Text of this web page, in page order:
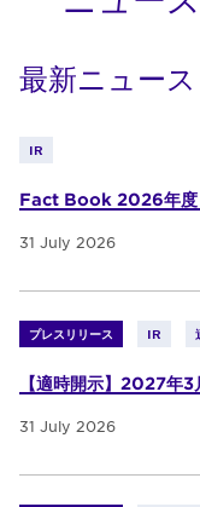
最新ニュース
IR
Fact Book 2026年度
31 July 2026
プレスリリース IR
【適時開示】2027年
31 July 2026